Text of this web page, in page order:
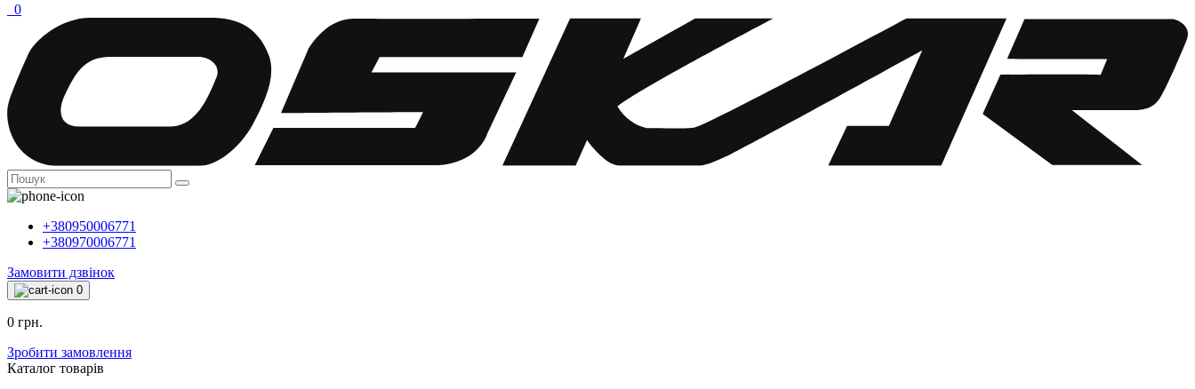
0
+380950006771
+380970006771
Замовити дзвінок
0
0 грн.
Зробити замовлення
Каталог товарiв